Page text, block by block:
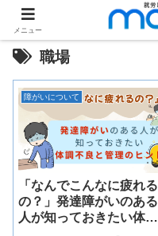
職場
障がいについて
「なんでこんなに疲れる
の？」発達障がいのある
人が知っておきたい体調
不良と管理のヒント
メニュー